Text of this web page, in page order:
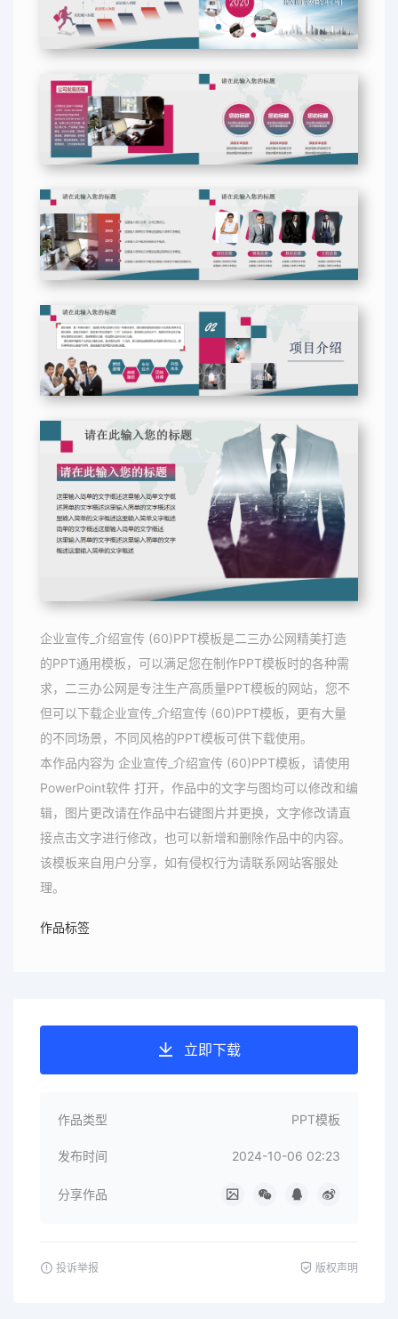
企业宣传_介绍宣传 (60)PPT模板是二三办公网精美打造
的PPT通用模板，可以满足您在制作PPT模板时的各种需
求，二三办公网是专注生产高质量PPT模板的网站，您不
但可以下载企业宣传_介绍宣传 (60)PPT模板，更有大量
的不同场景，不同风格的PPT模板可供下载使用。
本作品内容为 企业宣传_介绍宣传 (60)PPT模板，请使用
PowerPoint软件 打开，作品中的文字与图均可以修改和编
辑，图片更改请在作品中右键图片并更换，文字修改请直
接点击文字进行修改，也可以新增和删除作品中的内容。
该模板来自用户分享，如有侵权行为请联系网站客服处
理。
作品标签
立即下载
作品类型 PPT模板
发布时间 2024-10-06 02:23
分享作品
投诉举报 版权声明